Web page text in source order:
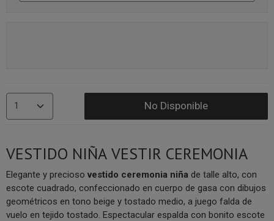
No Disponible
VESTIDO NIÑA VESTIR CEREMONIA
Elegante y precioso vestido ceremonia niña de talle alto, con
escote cuadrado, confeccionado en cuerpo de gasa con dibujos
geométricos en tono beige y tostado medio, a juego falda de
vuelo en tejido tostado. Espectacular espalda con bonito escote